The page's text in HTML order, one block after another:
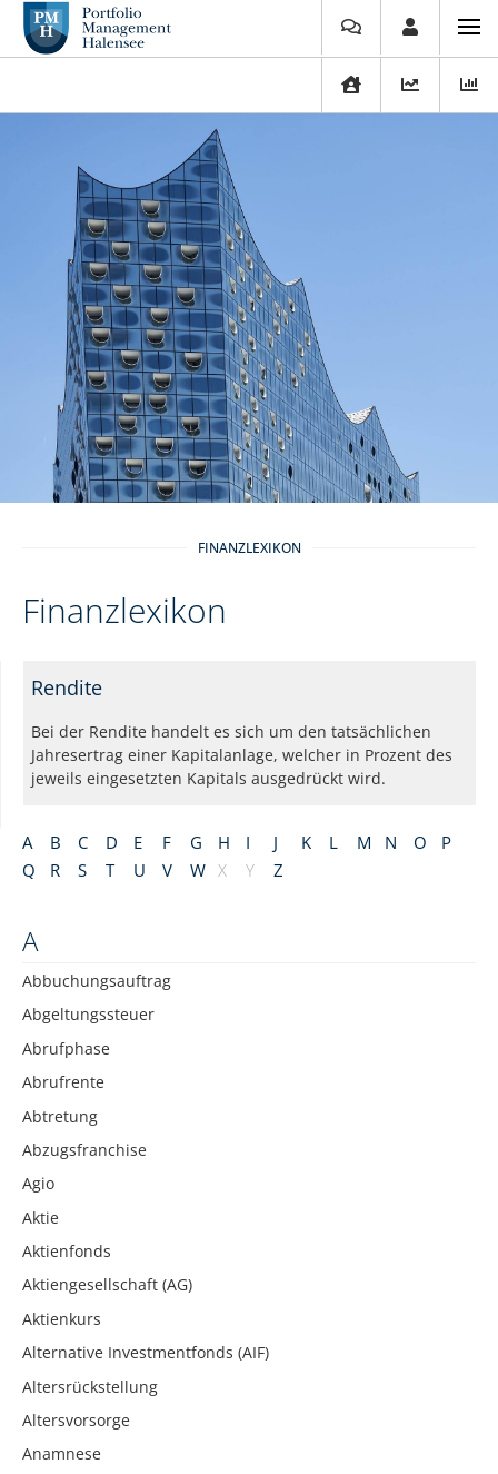
FINANZLEXIKON
Finanzlexikon
A B C D E F G H I J K L M N O
P
Q
R S T U V W X Y Z
A
Abbuchungsauftrag
Abgeltungssteuer
Abrufphase
Abrufrente
Abtretung
Abzugsfranchise
Agio
Aktie
Aktienfonds
Aktiengesellschaft (AG)
Aktienkurs
Alternative Investmentfonds (AIF)
Altersrückstellung
Altersvorsorge
Anamnese
Rendite
Bei der Rendite handelt es sich um den tatsächlichen
Jahresertrag einer Kapitalanlage, welcher in Prozent des
jeweils eingesetzten Kapitals ausgedrückt wird.